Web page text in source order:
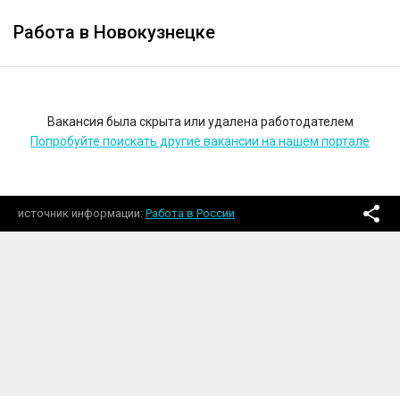
Работа в Новокузнецке
Вакансия была скрыта или удалена работодателем
Попробуйте поискать другие вакансии на нашем портале
источник информации Работа в России